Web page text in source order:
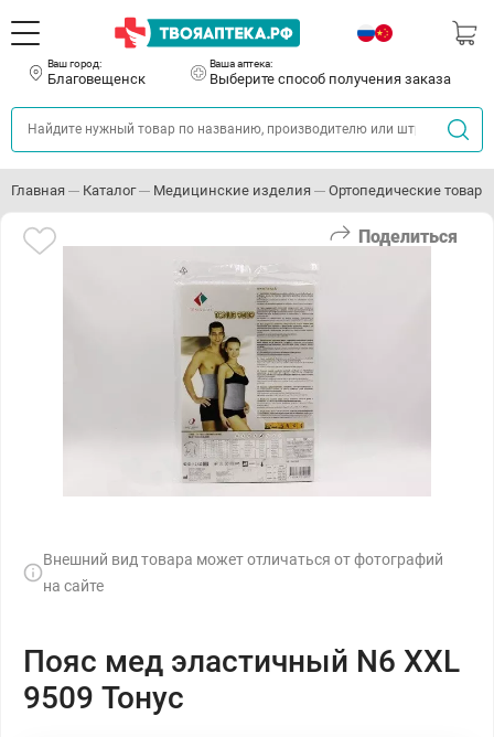
Ваш город:
Благовещенск
Ваша аптека:
Выберите способ получения заказа
Главная Каталог Медицинские изделия Ортопедические товары
Поделиться
Внешний вид товара может отличаться от фотографий
на сайте
Пояс мед эластичный N6 XXL
9509 Тонус